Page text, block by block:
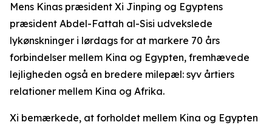
Mens Kinas præsident Xi Jinping og Egyptens
præsident Abdel-Fattah al-Sisi udvekslede
lykønskninger i lørdags for at markere 70 års
forbindelser mellem Kina og Egypten, fremhævede
lejligheden også en bredere milepæl: syv årtiers
relationer mellem Kina og Afrika.
Xi bemærkede, at forholdet mellem Kina og Egypten